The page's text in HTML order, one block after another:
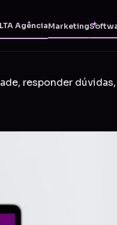
LTA AgênciaMarketing
responder